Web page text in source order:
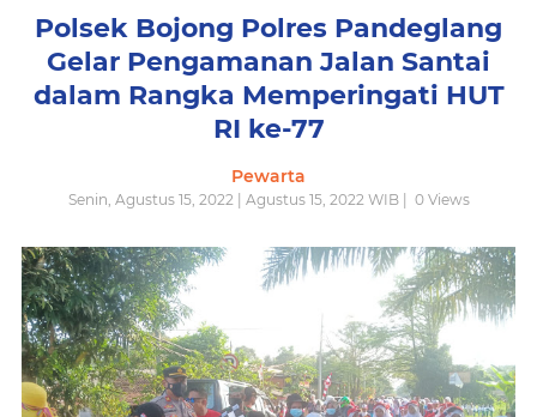
Polsek Bojong Polres Pandeglang
Gelar Pengamanan Jalan Santai
dalam Rangka Memperingati HUT
RI ke-77
Pewarta
Senin, Agustus 15, 2022 | Agustus 15, 2022 WIB | 0Views